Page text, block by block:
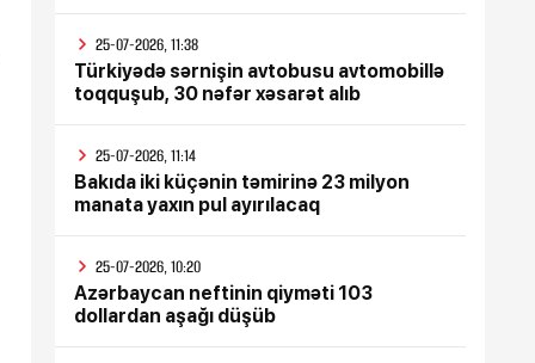
25-07-2026, 11:38
Türkiyədə sərnişin avtobusu avtomobillə
toqquşub, 30 nəfər xəsarət alıb
25-07-2026, 11:14
Bakıda iki küçənin təmirinə 23 milyon
manata yaxın pul ayırılacaq
25-07-2026, 10:20
Azərbaycan neftinin qiyməti 103
dollardan aşağı düşüb